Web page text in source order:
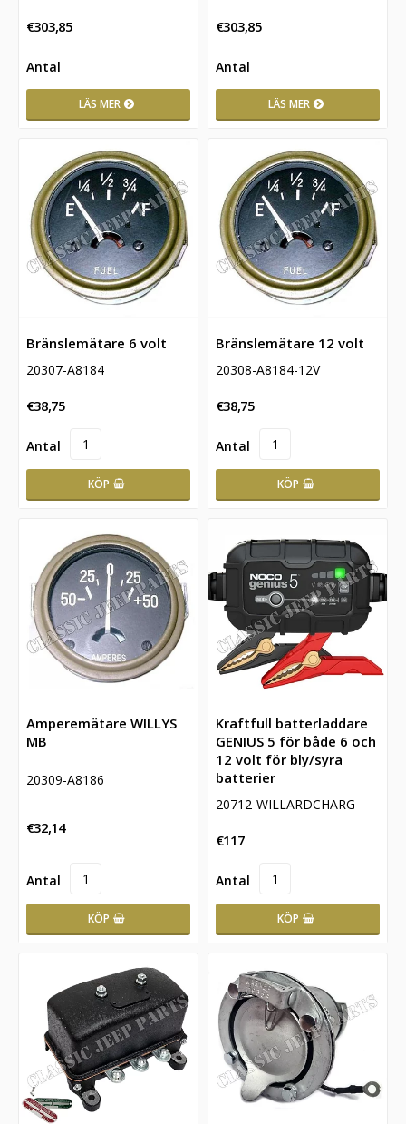
€303,85
LÄS MER
€303,85
LÄS MER
Bränslemätare 6 volt
20307-A8184
€38,75
KÖP
Bränslemätare 12 volt
20308-A8184-12V
€38,75
KÖP
Amperemätare WILLYS
MB
20309-A8186
€32,14
KÖP
Kraftfull batterladdare
GENIUS 5 för både 6 och
12 volt för bly/syra
batterier
20712-WILLARDCHARG
€117
KÖP